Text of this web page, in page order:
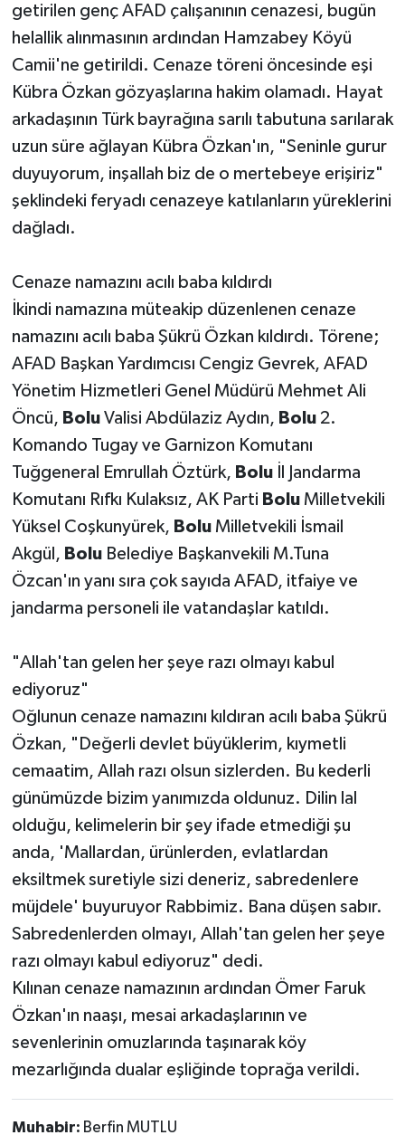
getirilen genç AFAD çalışanının cenazesi, bugün
helallik alınmasının ardından Hamzabey Köyü
Camii'ne getirildi. Cenaze töreni öncesinde eşi
Kübra Özkan gözyaşlarına hakim olamadı. Hayat
arkadaşının Türk bayrağına sarılı tabutuna sarılarak
uzun süre ağlayan Kübra Özkan'ın, "Seninle gurur
duyuyorum, inşallah biz de o mertebeye erişiriz"
şeklindeki feryadı cenazeye katılanların yüreklerini
dağladı.
Cenaze namazını acılı baba kıldırdı
İkindi namazına müteakip düzenlenen cenaze
namazını acılı baba Şükrü Özkan kıldırdı. Törene;
AFAD Başkan Yardımcısı Cengiz Gevrek, AFAD
Yönetim Hizmetleri Genel Müdürü Mehmet Ali
Öncü, BoluValisi Abdülaziz Aydın, Bolu2.
Komando Tugay ve Garnizon Komutanı
Tuğgeneral Emrullah Öztürk, Boluİl Jandarma
Komutanı Rıfkı Kulaksız, AK Parti BoluMilletvekili
Yüksel Coşkunyürek, BoluMilletvekili İsmail
Akgül, BoluBelediye Başkanvekili M.Tuna
Özcan'ın yanı sıra çok sayıda AFAD, itfaiye ve
jandarma personeli ile vatandaşlar katıldı.
"Allah'tan gelen her şeye razı olmayı kabul
ediyoruz"
Oğlunun cenaze namazını kıldıran acılı baba Şükrü
Özkan, "Değerli devlet büyüklerim, kıymetli
cemaatim, Allah razı olsun sizlerden. Bu kederli
günümüzde bizim yanımızda oldunuz. Dilin lal
olduğu, kelimelerin bir şey ifade etmediği şu
anda, 'Mallardan, ürünlerden, evlatlardan
eksiltmek suretiyle sizi deneriz, sabredenlere
müjdele' buyuruyor Rabbimiz. Bana düşen sabır.
Sabredenlerden olmayı, Allah'tan gelen her şeye
razı olmayı kabul ediyoruz" dedi.
Kılınan cenaze namazının ardından Ömer Faruk
Özkan'ın naaşı, mesai arkadaşlarının ve
sevenlerinin omuzlarında taşınarak köy
mezarlığında dualar eşliğinde toprağa verildi.
Muhabir: Berfin MUTLU